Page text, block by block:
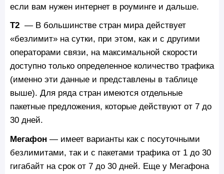
если вам нужен интернет в роуминге и дальше.
Т2 — В большинстве стран мира действует
«безлимит» на сутки, при этом, как и с другими
операторами связи, на максимальной скорости
доступно только определенное количество трафика
(именно эти данные и представлены в таблице
выше). Для ряда стран имеются отдельные
пакетные предложения, которые действуют от 7 до
30 дней.
Мегафон — имеет варианты как с посуточными
безлимитами, так и с пакетами трафика от 1 до 30
гигабайт на срок от 7 до 30 дней. Еще у Мегафона